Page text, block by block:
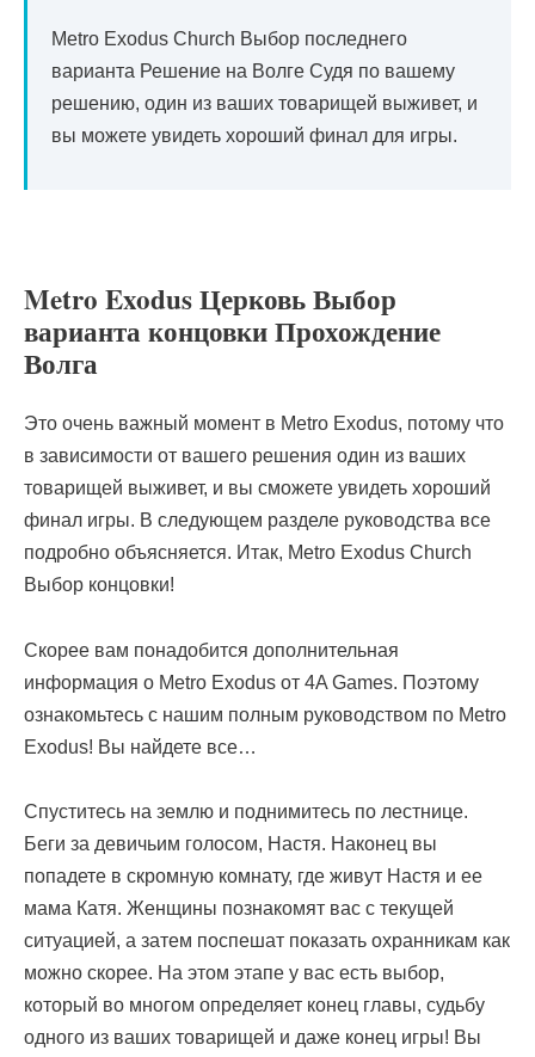
Metro Exodus Church Выбор последнего
варианта Решение на Волге Судя по вашему
решению, один из ваших товарищей выживет, и
вы можете увидеть хороший финал для игры.
Metro Exodus Церковь Выбор
варианта концовки Прохождение
Волга
Это очень важный момент в Metro Exodus, потому что
в зависимости от вашего решения один из ваших
товарищей выживет, и вы сможете увидеть хороший
финал игры. В следующем разделе руководства все
подробно объясняется. Итак, Metro Exodus Church
Выбор концовки!
Скорее вам понадобится дополнительная
информация о Metro Exodus от 4A Games. Поэтому
ознакомьтесь с нашим полным руководством по Metro
Exodus! Вы найдете все…
Спуститесь на землю и поднимитесь по лестнице.
Беги за девичьим голосом, Настя. Наконец вы
попадете в скромную комнату, где живут Настя и ее
мама Катя. Женщины познакомят вас с текущей
ситуацией, а затем поспешат показать охранникам как
можно скорее. На этом этапе у вас есть выбор,
который во многом определяет конец главы, судьбу
одного из ваших товарищей и даже конец игры! Вы